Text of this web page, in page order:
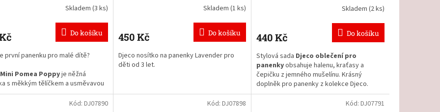
Skladem (3 ks)
Do košíku
první panenku pro malé dítě?
Pomea Poppyje něžná
s měkkým tělíčkem a usměvavou
která skvěle padne do malých
rukou. Díky menší velikosti 20 cm
Skladem (1 ks)
450 Kč Do košíku
Djeco nosítko na panenky Lavender pro
děti od 3 let.
Skladem (2 ks)
440 Kč Do košíku
Stylová sada Djeco oblečení pro
panenkyobsahuje halenu, kraťasy a
čepičku z jemného mušelínu. Krásný
doplněk pro panenky z kolekce Djeco.
Halenka má suchý zip, takže ji děti
Kód: DJ07890 Kód: DJ07898 Kód: DJ07791